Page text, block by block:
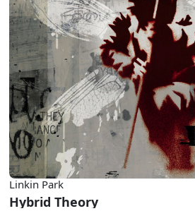
Linkin Park
Hybrid Theory